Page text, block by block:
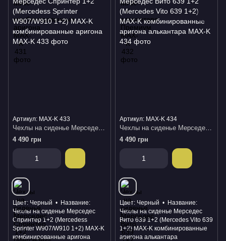
Артикул: MAX-K 433
4 490 грн
Цвет Черный
Название
Чехлы на сиденье Мерседес
Спринтер 1+2 (Mercedess
Sprinter W907/W910 1+2) MAX-K
комбинированные аригона
Артикул: MAX-K 434
4 490 грн
Цвет Черный
Название
Чехлы на сиденье Мерседес
Вито 639 1+2 (Mercedes Vito 639
1+2) MAX-K комбинированные
аригона алькантара